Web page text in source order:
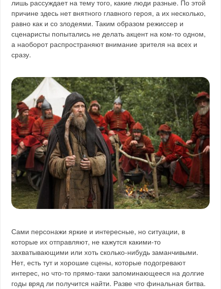
лишь рассуждает на тему того, какие люди разные. По этой
причине здесь нет внятного главного героя, а их несколько,
равно как и со злодеями. Таким образом режиссер и
сценаристы попытались не делать акцент на ком-то одном,
а наоборот распространяют внимание зрителя на всех и
сразу.
Сами персонажи яркие и интересные, но ситуации, в
которые их отправляют, не кажутся какими-то
захватывающими или хоть сколько-нибудь заманчивыми.
Нет, есть тут и хорошие сцены, которые подогревают
интерес, но что-то прямо-таки запоминающееся на долгие
годы вряд ли получится найти. Разве что финальная битва.